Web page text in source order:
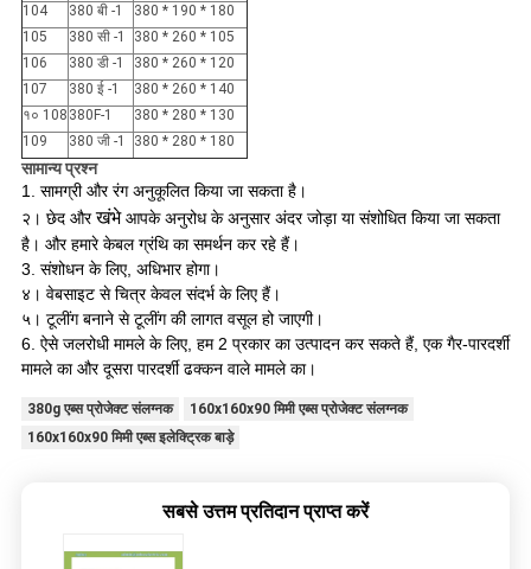
104
380 बी -1
380 * 190 * 180
105
380 सी -1
380 * 260 * 105
106
380 डी -1
380 * 260 * 120
107
380 ई -1
380 * 260 * 140
१० 108 380F-1
380 * 280 * 130
109
380 जी -1 380 * 280 * 180
सामान्य प्रश्न
1. सामग्री और रंग अनुकूलित किया जा सकता है।
२। छेद औरखंभेआपके अनुरोध के अनुसार अंदर जोड़ा या संशोधित किया जा सकता
है। और हमारे केबल ग्रंथि का समर्थन कर रहे हैं।
3. संशोधन के लिए, अधिभार होगा।
४। वेबसाइट से चित्र केवल संदर्भ के लिए हैं।
५। टूलींग बनाने से टूलींग की लागत वसूल हो जाएगी।
6. ऐसे जलरोधी मामले के लिए, हम 2 प्रकार का उत्पादन कर सकते हैं, एक गैर-पारदर्शी
मामले का और दूसरा पारदर्शी ढक्कन वाले मामले का।
380g एब्स प्रोजेक्ट संलग्नक
160x160x90 मिमी एब्स प्रोजेक्ट संलग्नक
160x160x90 मिमी एब्स इलेक्ट्रिक बाड़े
सबसे उत्तम प्रतिदान प्राप्त करें